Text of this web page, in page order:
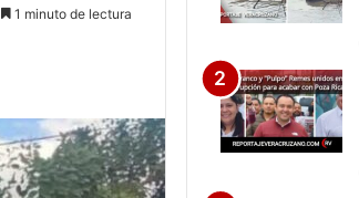
1 minuto de lectura